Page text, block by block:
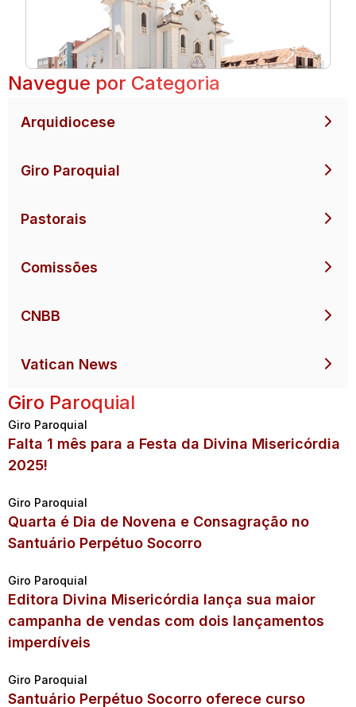
Navegue por Categoria
Arquidiocese
Giro Paroquial
Pastorais
Comissões
CNBB
Vatican News
Giro Paroquial
Giro Paroquial
Falta 1 mês para a Festa da Divina Misericórdia
2025!
Giro Paroquial
Quarta é Dia de Novena e Consagração no
Santuário Perpétuo Socorro
Giro Paroquial
Editora Divina Misericórdia lança sua maior
campanha de vendas com dois lançamentos
imperdíveis
Giro Paroquial
Santuário Perpétuo Socorro oferece curso